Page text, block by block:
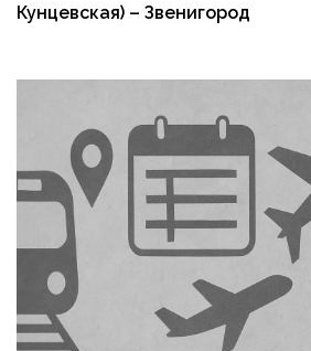
Кунцевская) – Звенигород